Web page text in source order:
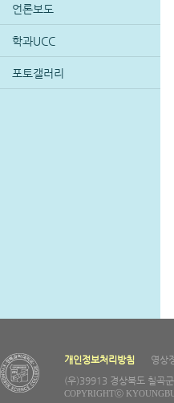
언론보도
학과UCC
포토갤러리
개인정보처리방침 영상
(우)39913 경상북도 칠곡
COPYRIGHTⓒ